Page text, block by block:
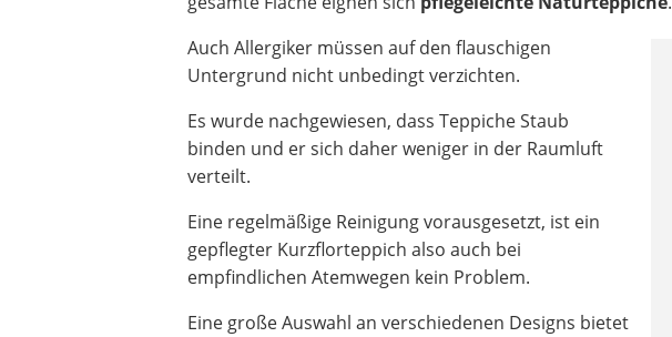
Auch Allergiker müssen auf den flauschigen
Untergrund nicht unbedingt verzichten.
Es wurde nachgewiesen, dass Teppiche Staub
binden und er sich daher weniger in der Raumluft
verteilt.
Eine regelmäßige Reinigung vorausgesetzt, ist ein
gepflegter Kurzflorteppich also auch bei
empfindlichen Atemwegen kein Problem.
Eine große Auswahl an verschiedenen Designs bietet